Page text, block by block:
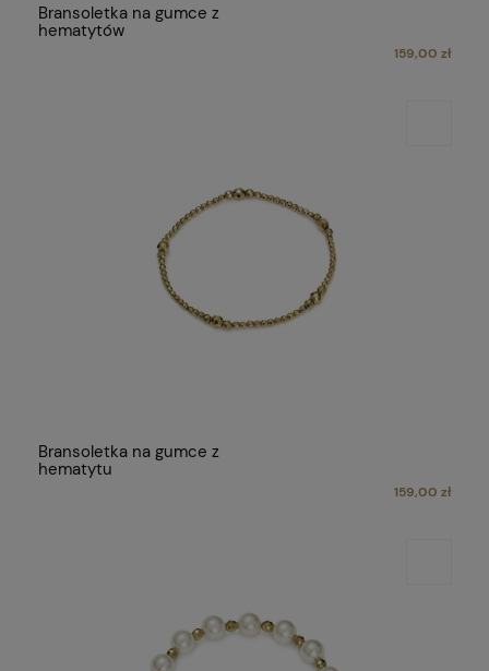
Bransoletka na gumce z
hematytów
159,00 zł
Bransoletka na gumce z
hematytu
159,00 zł